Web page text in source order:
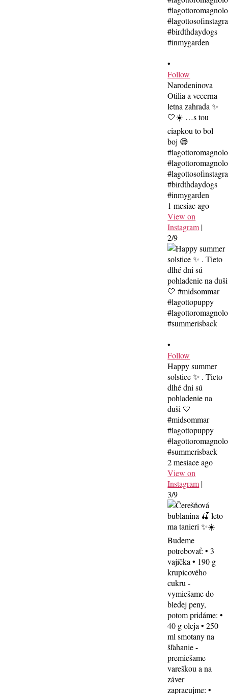
•
Follow
Narodeninova
Otilia a vecerna
letna zahrada ✨
🤍☀️ …s tou
ciapkou to bol
boj 😅
#birdthdaydogs
#inmygarden
1 mesiac ago
View on
Instagram |
2/9
•
Follow
Happy summer
solstice ✨ . Tieto
dlhé dni sú
pohladenie na
duši 🤍
#midsommar
#lagottopuppy
#lagottoromagnolo
#summerisback
2 mesiace ago
View on
Instagram |
3/9